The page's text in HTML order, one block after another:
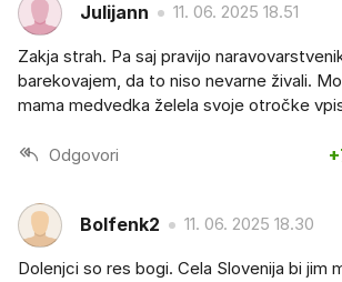
Julijann 11. 06. 2025 18.51
Zakja strah. Pa saj pravijo
barekovajem, da to niso nevarne živali.
mama medvedka želela svoje otročke
Odgovori
Bolfenk2 11. 06. 2025 18.30
Dolenjci so res bogi. Cela Slovenija bi jim